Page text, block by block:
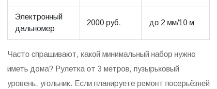
Электронный
дальномер
2000 руб. до 2 мм/10 м
Часто спрашивают, какой минимальный набор нужно
иметь дома? Рулетка от 3 метров, пузырьковый
уровень, угольник. Если планируете ремонт посерьёзней